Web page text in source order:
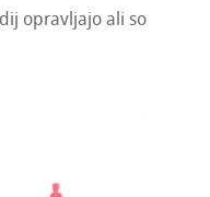
opravljajo ali so